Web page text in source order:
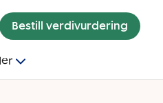
Bestill verdivurdering